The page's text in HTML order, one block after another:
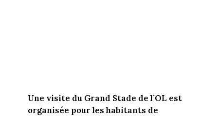
Une visite du Grand Stade de l’OL est
organisée pour les habitants de